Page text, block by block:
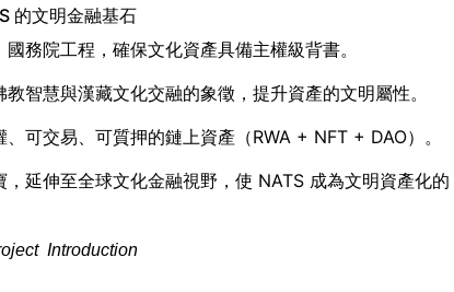
的文明金融基石
務院工程，確保文化資產具備主權級背書。
教智慧與漢藏文化交融的象徵，提升資產的文明屬性。
可交易、可質押的鏈上資產（RWA + NFT + DAO）。
，延伸至全球文化金融視野，使 NATS 成為文明資產化的
Introduction